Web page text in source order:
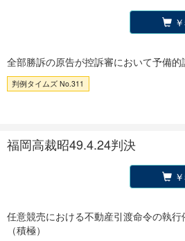
全部勝訴の原告が控訴審において予備
判例タイムズ No.311
福岡高裁昭49.4.24判決
任意競売における不動産引渡命令の執
（積極）